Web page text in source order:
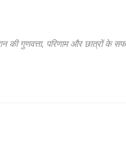
गुणवत्ता, परिणाम और छात्रों के सफल